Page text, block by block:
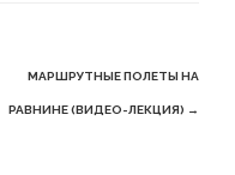
МАРШРУТНЫЕ ПОЛЕТЫ НА
РАВНИНЕ (ВИДЕО-ЛЕКЦИЯ) →